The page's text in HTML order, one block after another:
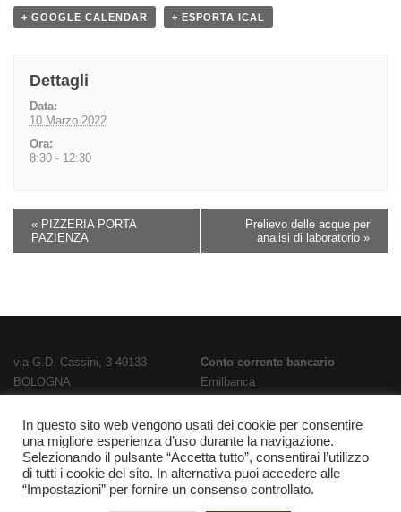
+ GOOGLE CALENDAR + ESPORTA ICAL
Dettagli
Data:
10 Marzo 2022
Ora:
8:30 - 12:30
« PIZZERIA PORTA
PAZIENZA
Prelievo delle acque per
analisi di laboratorio »
via G.D. Cassini, 3 40133
BOLOGNA
E-Mail:bois02300g@istruzione.it
PEC: bois02300g@pec.istruzione.it
Codice meccanografico
BOIS02300G
Codice fiscale 91337340375
Conto corrente bancario
Emilbanca
IT28T0707236670000000186800
Codice FatturazioneUFPL93
Codice IPAistsc_bois02300g
In questo sito web vengono usati dei cookie per consentire
una migliore esperienza d’uso durante la navigazione.
Selezionando il pulsante “Accetta tutto”, consentirai l’utilizzo
di tutti i cookie del sito. In alternativa puoi accedere alle
“Impostazioni” per fornire un consenso controllato.